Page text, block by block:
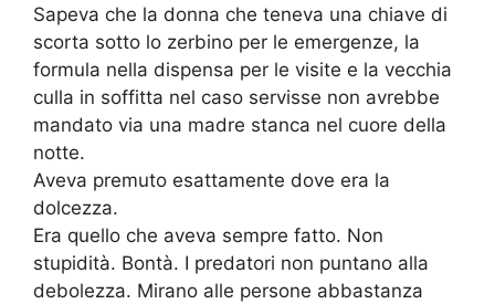
Sapeva che la donna che teneva una chiave di
scorta sotto lo zerbino per le emergenze, la
formula nella dispensa per le visite e la vecchia
culla in soffitta nel caso servisse non avrebbe
mandato via una madre stanca nel cuore della
notte.
Aveva premuto esattamente dove era la
dolcezza.
Era quello che aveva sempre fatto. Non
stupidità. Bontà. I predatori non puntano alla
debolezza. Mirano alle persone abbastanza